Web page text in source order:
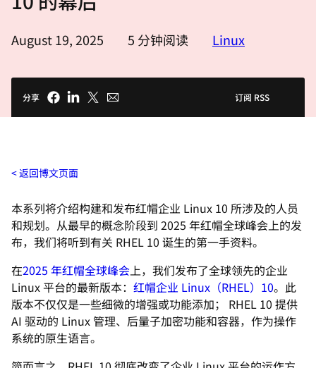
August 19, 2025 5 分钟阅读 Linux
分享 订阅 RSS
返回博文页面
本系列将介绍构建和发布红帽企业 Linux 10 所涉及的人员
和规划。从最早的概念阶段到 2025 年红帽全球峰会上的发
布，我们将听到有关 RHEL 10 诞生的第一手资料。
在2025 年红帽全球峰会上，我们发布了全球领先的企业
Linux 平台的最新版本： 红帽企业 Linux（RHEL）10。此
版本不仅仅是一些细微的增强或功能添加； RHEL 10 提供
AI 驱动的 Linux 管理、后量子加密功能和容器，作为操作
系统的原生语言。